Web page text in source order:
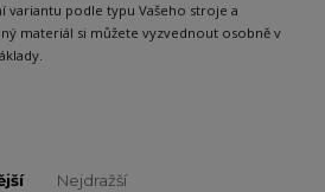
podle typu Vašeho stroje a
materiál si můžete vyzvednout osobně v
Nejdražší